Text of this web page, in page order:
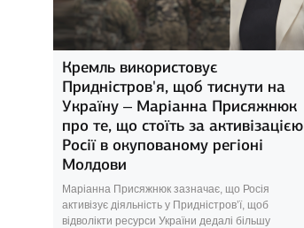
Кремль використовує
Придністров'я, щоб тиснути на
Україну – Маріанна Присяжнюк
про те, що стоїть за активізацією
Росії в окупованому регіоні
Молдови
Маріанна Присяжнюк зазначає, що Росія
активізує діяльність у Придністров’ї, щоб
відволікти ресурси України дедалі більшу